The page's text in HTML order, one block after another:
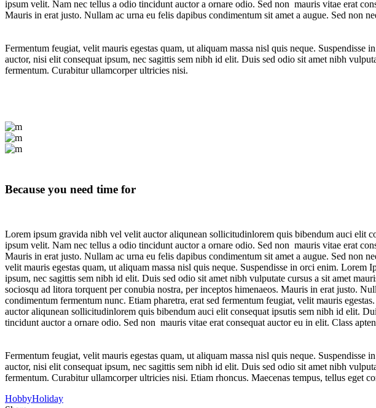
ipsum velit. Nam nec tellus a odio tincidunt auctor a ornare odio. Sed non mauris vitae erat
Mauris in erat justo. Nullam ac urna eu felis dapibus condimentum sit amet a augue. Sed non
Fermentum feugiat, velit mauris egestas quam, ut aliquam massa nisl quis neque.
auctor, nisi elit consequat ipsum, nec sagittis sem nibh id elit. Duis sed odio sit amet nibh
fermentum. Curabitur ullamcorper ultricies nisi.
Because you need time for
Lorem ipsum gravida nibh vel velit auctor aliqunean sollicitudinlorem quis bibendum auci elit
ipsum velit. Nam nec tellus a odio tincidunt auctor a ornare odio. Sed non mauris vitae erat
Mauris in erat justo. Nullam ac urna eu felis dapibus condimentum sit amet a augue. Sed non
velit mauris egestas quam, ut aliquam massa nisl quis neque. Suspendisse in orci enim.
ipsum, nec sagittis sem nibh id elit. Duis sed odio sit amet nibh vulputate cursus a sit amet
sociosqu ad litora torquent per conubia nostra, per inceptos himenaeos. Mauris in erat justo.
condimentum fermentum nunc. Etiam pharetra, erat sed fermentum feugiat, velit mauris
auctor aliqunean sollicitudinlorem quis bibendum auci elit consequat ipsutis sem nibh id elit.
tincidunt auctor a ornare odio. Sed non mauris vitae erat consequat auctor eu in elit. Class
Fermentum feugiat, velit mauris egestas quam, ut aliquam massa nisl quis neque.
auctor, nisi elit consequat ipsum, nec sagittis sem nibh id elit. Duis sed odio sit amet nibh
fermentum. Curabitur ullamcorper ultricies nisi. Etiam rhoncus. Maecenas tempus, tellus eget
HobbyHoliday